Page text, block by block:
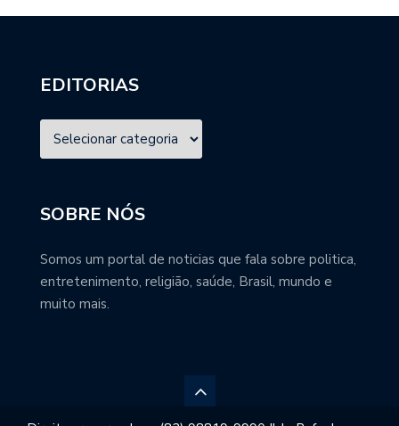
EDITORIAS
SOBRE NÓS
Somos um portal de noticias que fala sobre politica,
entretenimento, religião, saúde, Brasil, mundo e
muito mais.